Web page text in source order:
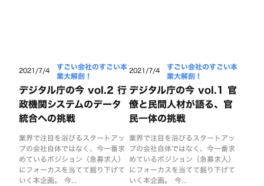
2021/7/4
すごい会社のすごい本
業大解剖！
デジタル庁の今 vol.2 行
政機関システムのデータ
統合への挑戦
業界で注目を浴びるスタートアッ
プの会社自体ではなく、今一番求
めているポジション（急募求人）
にフォーカスを当てて掘り下げて
いく本企画。 今...
2021/7/4
すごい会社のすごい本
業大解剖！
デジタル庁の今 vol.1 官
僚と民間人材が語る、官
民一体の挑戦
業界で注目を浴びるスタートアッ
プの会社自体ではなく、今一番求
めているポジション（急募求人）
にフォーカスを当てて掘り下げて
いく本企画。 今...